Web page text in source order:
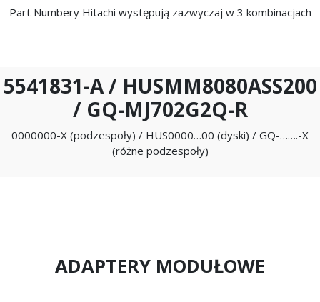
Part Numbery Hitachi występują zazwyczaj w 3 kombinacjach
5541831-A / HUSMM8080ASS200
/ GQ-MJ702G2Q-R
0000000-X (podzespoły) / HUS0000…00 (dyski) / GQ-…….-X
(różne podzespoły)
ADAPTERY MODUŁOWE